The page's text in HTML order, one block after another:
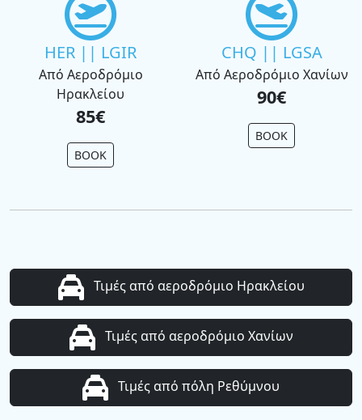
HER || LGIR
Από Αεροδρόμιο
Ηρακλείου
85€
BOOK
CHQ || LGSA
Από Αεροδρόμιο Χανίων
90€
BOOK
Τιμές από αεροδρόμιο Ηρακλείου
Τιμές από αεροδρόμιο Χανίων
Τιμές από πόλη Ρεθύμνου